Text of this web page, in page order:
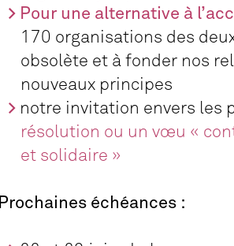
Pour une alternative à
170 organisations des
obsolète et à fonder nos
nouveaux principes
notre invitation envers les
résolution ou un vœu «
et solidaire »
Prochaines échéances :